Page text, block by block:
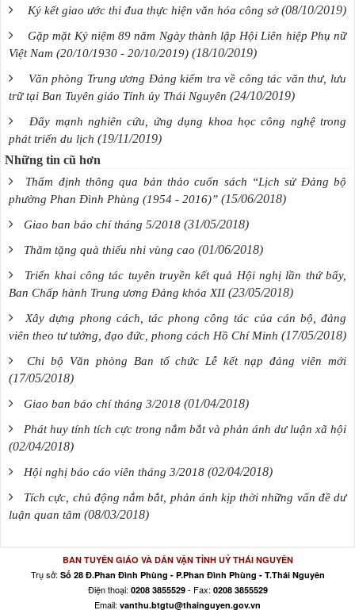
Ký kết giao ước thi đua thực hiện văn hóa công sở (08/10/2019)
Gặp mặt Kỷ niệm 89 năm Ngày thành lập Hội Liên hiệp Phụ nữ
Việt Nam (20/10/1930 - 20/10/2019) (18/10/2019)
Văn phòng Trung ương Đảng kiểm tra về công tác văn thư, lưu
trữ tại Ban Tuyên giáo Tỉnh ủy Thái Nguyên (24/10/2019)
Đẩy mạnh nghiên cứu, ứng dụng khoa học công nghệ trong
phát triển du lịch (19/11/2019)
Những tin cũ hơn
Thẩm định thông qua bản thảo cuốn sách “Lịch sử Đảng bộ
phường Phan Đình Phùng (1954 - 2016)” (15/06/2018)
Giao ban báo chí tháng 5/2018 (31/05/2018)
Thăm tặng quà thiếu nhi vùng cao (01/06/2018)
Triển khai công tác tuyên truyền kết quả Hội nghị lần thứ bẩy,
Ban Chấp hành Trung ương Đảng khóa XII (23/05/2018)
Xây dựng phong cách, tác phong công tác của cán bộ, đảng
viên theo tư tưởng, đạo đức, phong cách Hồ Chí Minh (17/05/2018)
Chi bộ Văn phòng Ban tổ chức Lễ kết nạp đảng viên mới
(17/05/2018)
Giao ban báo chí tháng 3/2018 (01/04/2018)
Phát huy tính tích cực trong nắm bắt và phản ánh dư luận xã hội
(02/04/2018)
Hội nghị báo cáo viên tháng 3/2018 (02/04/2018)
Tích cực, chủ động nắm bắt, phản ánh kịp thời những vấn đề dư
luận quan tâm (08/03/2018)
BAN TUYÊN GIÁO VÀ DÂN VẬN TỈNH UỶ THÁI NGUYÊN
Trụ sở: Số 28 Đ.Phan Đình Phùng - P.Phan Đình Phùng - T.Thái Nguyên
Điện thoại: 0208 3855529- Fax: 0208 3855529
Email: vanthu.btgtu@thainguyen.gov.vn